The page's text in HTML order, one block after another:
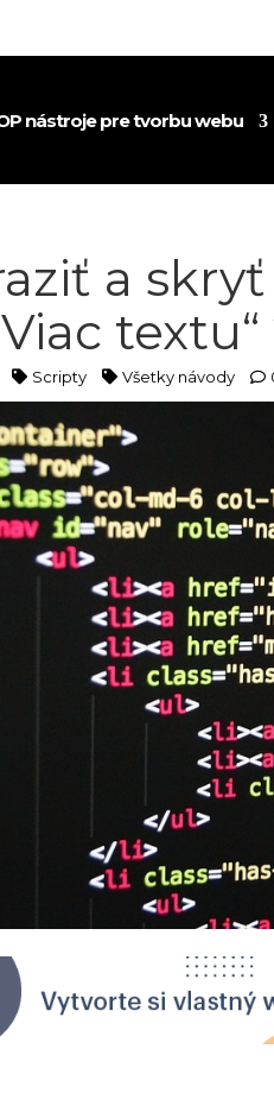
nástroje pre tvorbu webu
a
textu“
Scripty Všetky návody